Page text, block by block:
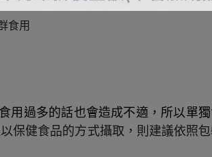
食用
用過多的話也會造成不適，所以單
保健食品的方式攝取，則建議依照